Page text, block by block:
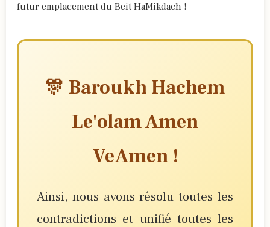
futur emplacement du Beit HaMikdach !
🎊 Baroukh Hachem
Le'olam Amen
VeAmen !
Ainsi, nous avons résolu toutes les
contradictions et unifié toutes les